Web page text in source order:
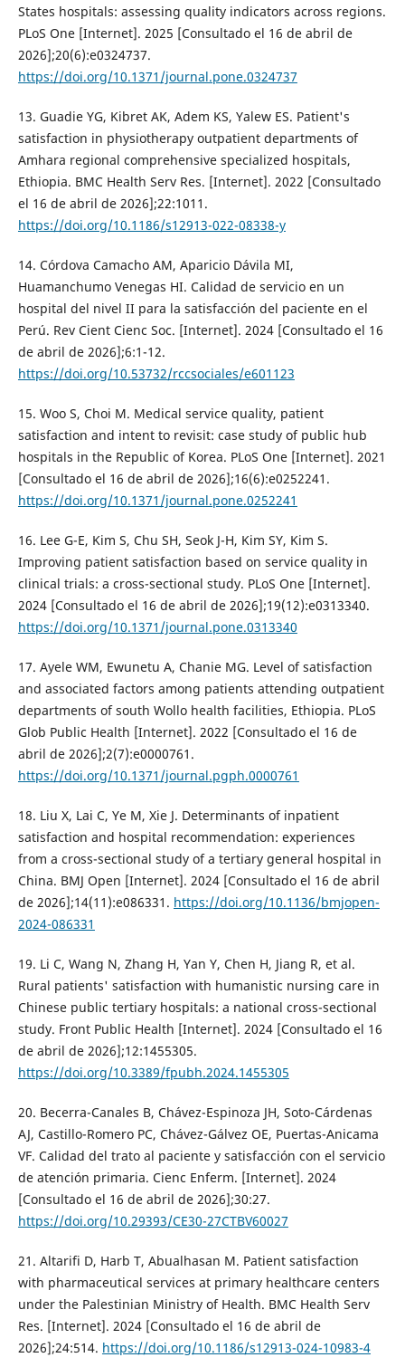
States hospitals: assessing quality indicators across regions.
PLoS One [Internet]. 2025 [Consultado el 16 de abril de
2026];20(6):e0324737.
https://doi.org/10.1371/journal.pone.0324737
13. Guadie YG, Kibret AK, Adem KS, Yalew ES. Patient's
satisfaction in physiotherapy outpatient departments of
Amhara regional comprehensive specialized hospitals,
Ethiopia. BMC Health Serv Res. [Internet]. 2022 [Consultado
el 16 de abril de 2026];22:1011.
https://doi.org/10.1186/s12913-022-08338-y
14. Córdova Camacho AM, Aparicio Dávila MI,
Huamanchumo Venegas HI. Calidad de servicio en un
hospital del nivel II para la satisfacción del paciente en el
Perú. Rev Cient Cienc Soc. [Internet]. 2024 [Consultado el 16
de abril de 2026];6:1-12.
https://doi.org/10.53732/rccsociales/e601123
15. Woo S, Choi M. Medical service quality, patient
satisfaction and intent to revisit: case study of public hub
hospitals in the Republic of Korea. PLoS One [Internet]. 2021
[Consultado el 16 de abril de 2026];16(6):e0252241.
https://doi.org/10.1371/journal.pone.0252241
16. Lee G-E, Kim S, Chu SH, Seok J-H, Kim SY, Kim S.
Improving patient satisfaction based on service quality in
clinical trials: a cross-sectional study. PLoS One [Internet].
2024 [Consultado el 16 de abril de 2026];19(12):e0313340.
https://doi.org/10.1371/journal.pone.0313340
17. Ayele WM, Ewunetu A, Chanie MG. Level of satisfaction
and associated factors among patients attending outpatient
departments of south Wollo health facilities, Ethiopia. PLoS
Glob Public Health [Internet]. 2022 [Consultado el 16 de
abril de 2026];2(7):e0000761.
https://doi.org/10.1371/journal.pgph.0000761
18. Liu X, Lai C, Ye M, Xie J. Determinants of inpatient
satisfaction and hospital recommendation: experiences
from a cross-sectional study of a tertiary general hospital in
China. BMJ Open [Internet]. 2024 [Consultado el 16 de abril
de 2026];14(11):e086331. https://doi.org/10.1136/bmjopen-
2024-086331
19. Li C, Wang N, Zhang H, Yan Y, Chen H, Jiang R, et al.
Rural patients' satisfaction with humanistic nursing care in
Chinese public tertiary hospitals: a national cross-sectional
study. Front Public Health [Internet]. 2024 [Consultado el 16
de abril de 2026];12:1455305.
https://doi.org/10.3389/fpubh.2024.1455305
20. Becerra-Canales B, Chávez-Espinoza JH, Soto-Cárdenas
AJ, Castillo-Romero PC, Chávez-Gálvez OE, Puertas-Anicama
VF. Calidad del trato al paciente y satisfacción con el servicio
de atención primaria. Cienc Enferm. [Internet]. 2024
[Consultado el 16 de abril de 2026];30:27.
https://doi.org/10.29393/CE30-27CTBV60027
21. Altarifi D, Harb T, Abualhasan M. Patient satisfaction
with pharmaceutical services at primary healthcare centers
under the Palestinian Ministry of Health. BMC Health Serv
Res. [Internet]. 2024 [Consultado el 16 de abril de
2026];24:514. https://doi.org/10.1186/s12913-024-10983-4